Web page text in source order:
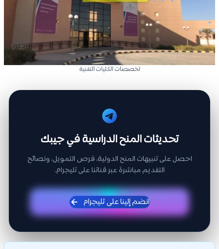
تخصصات الكليات التقنية
تحديثات المنح الدراسية في جيبك
احصل على تنبيهات المنح الدولية، فرص التمويل، ونصائح
التقديم مباشرة عبر قناتنا على تليجرام.
انضم إلينا على تليجرام